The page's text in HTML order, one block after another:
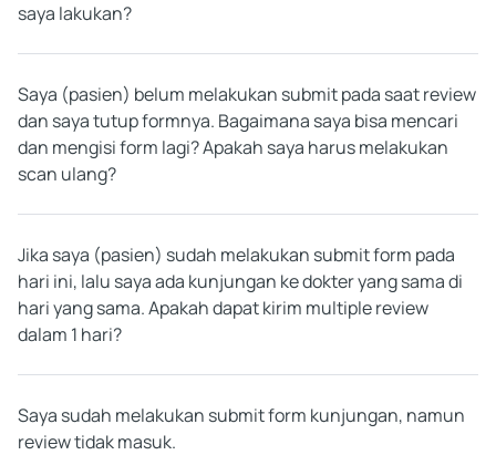
saya lakukan?
Saya (pasien) belum melakukan submit pada saat review
dan saya tutup formnya. Bagaimana saya bisa mencari
dan mengisi form lagi? Apakah saya harus melakukan
scan ulang?
Jika saya (pasien) sudah melakukan submit form pada
hari ini, lalu saya ada kunjungan ke dokter yang sama di
hari yang sama. Apakah dapat kirim multiple review
dalam 1 hari?
Saya sudah melakukan submit form kunjungan, namun
review tidak masuk.